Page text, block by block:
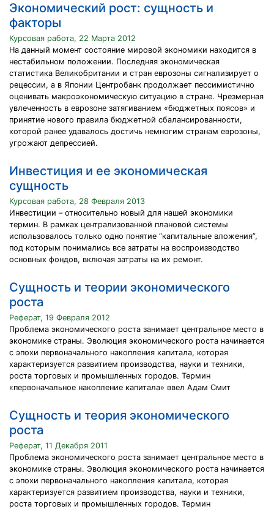
Экономический рост: сущность и
факторы
Курсовая работа, 22 Марта 2012
На данный момент состояние мировой экономики находится в
нестабильном положении. Последняя экономическая
статистика Великобритании и стран еврозоны сигнализирует о
рецессии, а в Японии Центробанк продолжает пессимистично
оценивать макроэкономическую ситуацию в стране. Чрезмерная
увлеченность в еврозоне затягиванием «бюджетных поясов» и
принятие нового правила бюджетной сбалансированности,
которой ранее удавалось достичь немногим странам еврозоны,
угрожают депрессией.
Инвестиция и ее экономическая
сущность
Курсовая работа, 28 Февраля 2013
Инвестиции – относительно новый для нашей экономики
термин. В рамках централизованной плановой системы
использовалось только одно понятие “капитальные вложения”,
под которым понимались все затраты на воспроизводство
основных фондов, включая затраты на их ремонт.
Сущность и теории экономического
роста
Реферат, 19 Февраля 2012
Проблема экономического роста занимает центральное место в
экономике страны. Эволюция экономического роста начинается
с эпохи первоначального накопления капитала, которая
характеризуется развитием производства, науки и техники,
роста торговых и промышленных городов. Термин
«первоначальное накопление капитала» ввел Адам Смит
Сущность и теория экономического
роста
Реферат, 11 Декабря 2011
Проблема экономического роста занимает центральное место в
экономике страны. Эволюция экономического роста начинается
с эпохи первоначального накопления капитала, которая
характеризуется развитием производства, науки и техники,
роста торговых и промышленных городов. Термин